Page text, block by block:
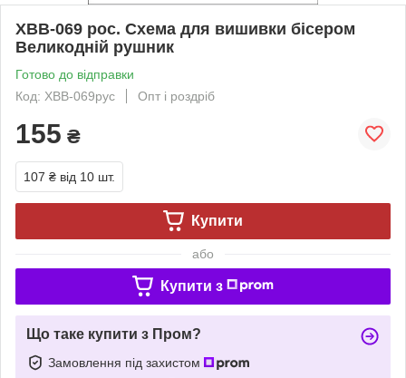
ХВВ-069 рос. Схема для вишивки бісером
Великодній рушник
Готово до відправки
Код: ХВВ-069рус
Опт і роздріб
155 ₴
107 ₴ від 10 шт.
Купити
або
Купити з
Що таке купити з Пром?
Замовлення під захистом